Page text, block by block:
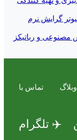
گرایش نرم
مصنوعی و رباتیکز
وبلاگ
تماس با
✈️ تلگرام